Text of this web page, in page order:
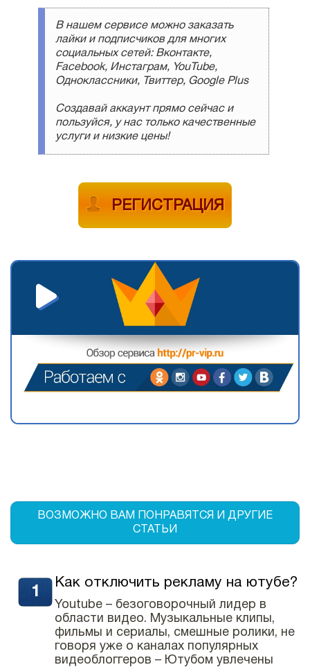
В нашем сервисе можно заказать
лайки и подписчиков для многих
социальных сетей: Вконтакте,
Facebook, Инстаграм, YouTube,
Одноклассники, Твиттер, Google Plus
Создавай аккаунт прямо сейчас и
пользуйся, у нас только качественные
услуги и низкие цены!
РЕГИСТРАЦИЯ
ВОЗМОЖНО ВАМ ПОНРАВЯТСЯ И ДРУГИЕ
СТАТЬИ
Как отключить рекламу на ютубе?
Youtube – безоговорочный лидер в
области видео. Музыкальные клипы,
фильмы и сериалы, смешные ролики, не
говоря уже о каналах популярных
видеоблоггеров – Ютубом увлечены